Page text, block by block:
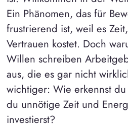
Ein Phänomen, das für
frustrierend ist, weil es
Vertrauen kostet. Doch
Willen schreiben
aus, die es gar nicht
wichtiger: Wie erkennst
du unnötige Zeit und
investierst?